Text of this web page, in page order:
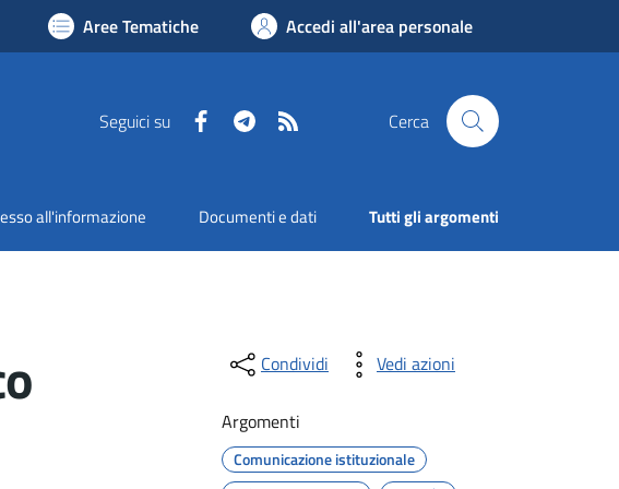
Aree Tematiche Accedi all'area personale
Seguici su FacebookTelegram Cerca
all'informazione Documenti e dati Tutti gli argomenti
Condividi Vedi azioni
Argomenti
Comunicazione istituzionale